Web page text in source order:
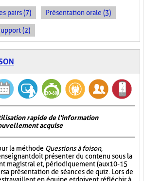
pairs (7) Présentation orale (3)
(2)
rapide de l'information
acquise
la méthode Questions à foison,
doit présenter du contenu sous la
magistral et, périodiquement (aux 10-15
présentation de séances de quiz. Lors de